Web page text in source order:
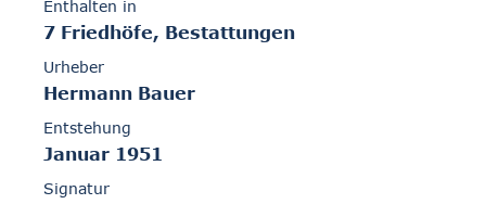
Enthalten in
7 Friedhöfe, Bestattungen
Urheber
Hermann Bauer
Entstehung
Januar 1951
Signatur